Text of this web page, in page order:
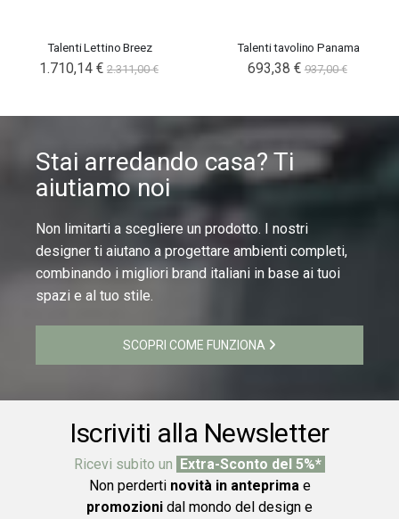
Talenti Lettino Breez
1.710,14 € 2.311,00 €
Talenti tavolino Panama
693,38 € 937,00 €
Stai arredando casa? Ti
aiutiamo noi
Non limitarti a scegliere un prodotto. I nostri
designer ti aiutano a progettare ambienti completi,
combinando i migliori brand italiani in base ai tuoi
spazi e al tuo stile.
SCOPRI COME FUNZIONA
Iscriviti alla Newsletter
Ricevi subito un Extra-Sconto del 5%*
Non perderti novità in anteprimae
promozioni dal mondo del design e